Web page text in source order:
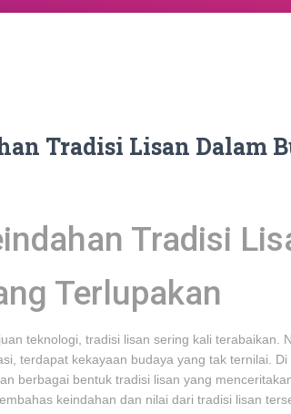
Tradisi Lisan Dalam
Tradisi
Terlupakan
teknologi, tradisi lisan sering kali terabaikan.
terdapat kekayaan budaya yang tak ternilai.
berbagai bentuk tradisi lisan yang
keindahan dan nilai dari tradisi lisan